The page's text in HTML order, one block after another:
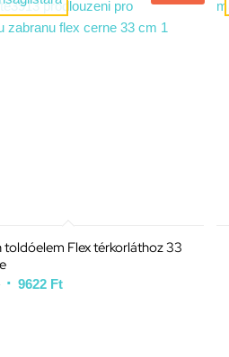
toldóelem Flex térkorláthoz 33
9622 Ft